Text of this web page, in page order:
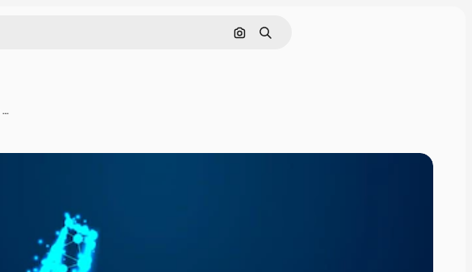
Cerca per immagine
Ricerca
Simbolo elettrico Linee concettuali di connessione e disconnessione triangoli e design stile particella Illustrazione vettoriale